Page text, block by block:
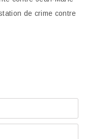
de crime contre